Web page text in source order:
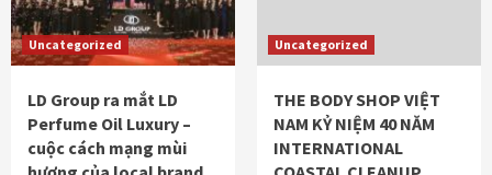
Uncategorized
LD Group ra mắt LD
Perfume Oil Luxury –
cuộc cách mạng mùi
Uncategorized
THE BODY SHOP VIỆT
NAM KỶ NIỆM 40 NĂM
INTERNATIONAL